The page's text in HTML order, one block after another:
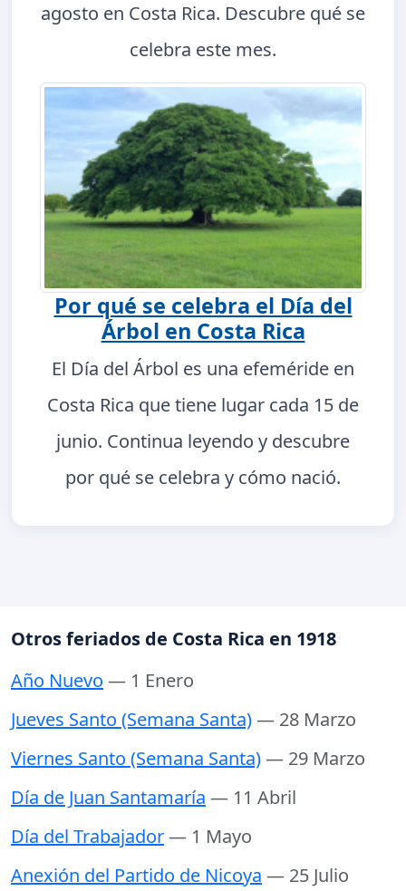
agosto en Costa Rica. Descubre qué se
celebra este mes.
Por qué se celebra el Día del
Árbol en Costa Rica
El Día del Árbol es una efeméride en
Costa Rica que tiene lugar cada 15 de
junio. Continua leyendo y descubre
por qué se celebra y cómo nació.
Otros feriados de Costa Rica en 1918
Año Nuevo — 1 Enero
Jueves Santo (Semana Santa)— 28 Marzo
Viernes Santo (Semana Santa)— 29 Marzo
Día de Juan Santamaría — 11 Abril
Día del Trabajador— 1 Mayo
Anexión del Partido de Nicoya — 25 Julio